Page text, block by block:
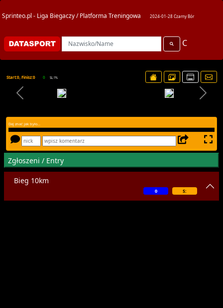
Sprinteo.pl - Liga Biegaczy / Platforma Treningowa 2024-01-28 Czarny Bór
C
Start:0, Finisz:0 0 SL:1%
Daj znać jak było...
Zgłoszeni / Entry
Bieg 10km
S:
0